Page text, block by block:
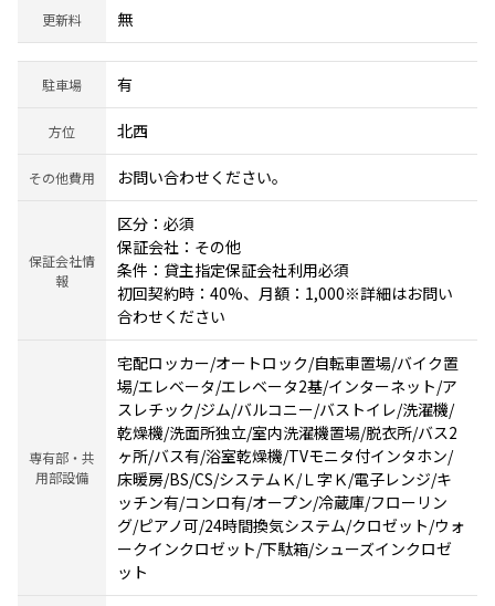
更新料 無
駐車場 有
方位 北西
その他費用 お問い合わせください。
保証会社情
報
区分：必須
保証会社：その他
条件：貸主指定保証会社利用必須
初回契約時：40%、月額：1,000※詳細はお問い
合わせください
専有部・共
用部設備
宅配ロッカー/オートロック/自転車置場/バイク置
場/エレベータ/エレベータ2基/インターネット/ア
スレチック/ジム/バルコニー/バストイレ/洗濯機/
乾燥機/洗面所独立/室内洗濯機置場/脱衣所/バス2
ヶ所/バス有/浴室乾燥機/TVモニタ付インタホン/
床暖房/BS/CS/システムＫ/Ｌ字Ｋ/電子レンジ/キ
ッチン有/コンロ有/オープン/冷蔵庫/フローリン
グ/ピアノ可/24時間換気システム/クロゼット/ウォ
ークインクロゼット/下駄箱/シューズインクロゼ
ット